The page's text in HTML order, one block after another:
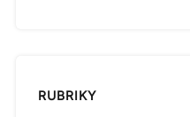
RUBRIKY